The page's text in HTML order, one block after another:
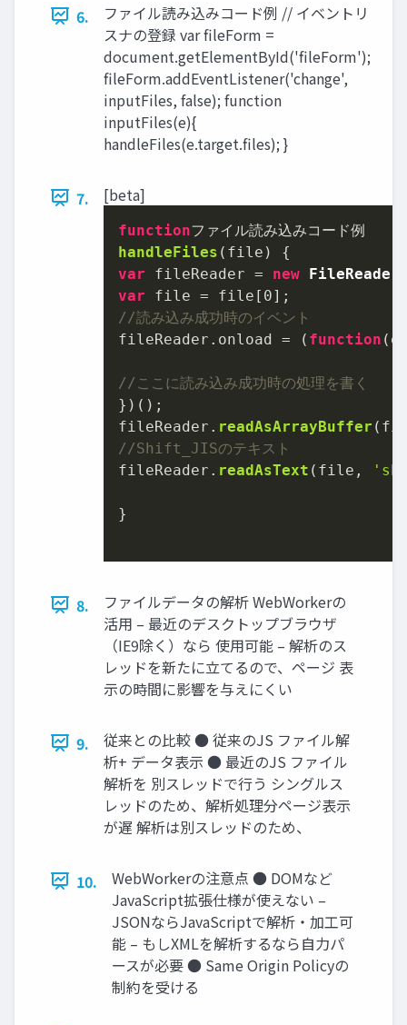
6.
ファイル読み込みコード例 // イベントリ
スナの登録 var fileForm =
document.getElementById('fileForm');
fileForm.addEventListener('change',
inputFiles, false); function
inputFiles(e){
handleFiles(e.target.files); }
7. [beta]
function
handleFiles ( file
var fileReader = new FileReader
var file = file[ 0
//読み込み成功時のイベント
fileReader. onload = ( function (
//ここに読み込み成功時の処理を書く
})();
fileReader. readAsArrayBuffer
//Shift_JISのテキスト
fileReader. readAsText (file,
}
8.
ファイルデータの解析 WebWorkerの
活用 – 最近のデスクトップブラウザ
（IE9除く）なら 使用可能 – 解析のス
レッドを新たに立てるので、ページ 表
示の時間に影響を与えにくい
9.
従来との比較 ● 従来のJS ファイル解
析+ データ表示 ● 最近のJS ファイル
解析を 別スレッドで行う シングルス
レッドのため、解析処理分ページ表示
が遅 解析は別スレッドのため、
10.
WebWorkerの注意点 ● DOMなど
JavaScript拡張仕様が使えない –
JSONならJavaScriptで解析・加工可
能 – もしXMLを解析するなら自力パ
ースが必要 ● Same Origin Policyの
制約を受ける